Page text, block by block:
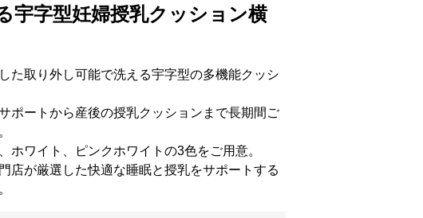
宇字型妊婦授乳クッション横
た取り外し可能で洗える宇字型の多機能クッシ
ポートから産後の授乳クッションまで長期間ご
ホワイト、ピンクホワイトの3色をご用意。
店が厳選した快適な睡眠と授乳をサポートする